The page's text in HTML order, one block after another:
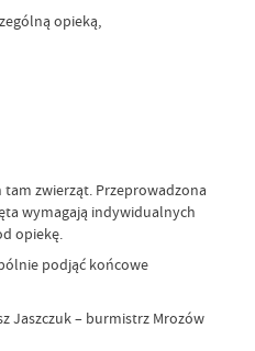
opieką,
zwierząt. Przeprowadzona
wymagają indywidualnych
opiekę.
podjąć końcowe
Jaszczuk – burmistrz Mrozów